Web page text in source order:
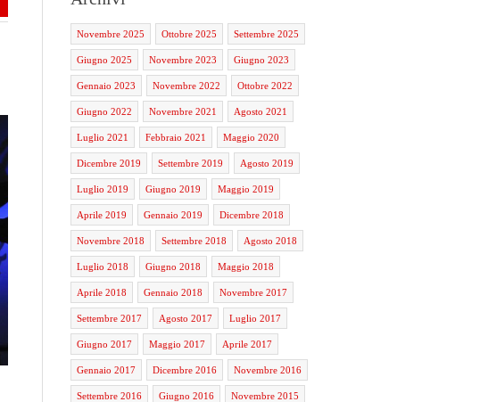
Novembre 2025 Ottobre 2025 Settembre 2025
Giugno 2025 Novembre 2023 Giugno 2023
Gennaio 2023 Novembre 2022 Ottobre 2022
Giugno 2022 Novembre 2021 Agosto 2021
Luglio 2021 Febbraio 2021 Maggio 2020
Dicembre 2019 Settembre 2019 Agosto 2019
Luglio 2019 Giugno 2019 Maggio 2019
Aprile 2019 Gennaio 2019 Dicembre 2018
Novembre 2018 Settembre 2018 Agosto 2018
Luglio 2018 Giugno 2018 Maggio 2018
Aprile 2018 Gennaio 2018 Novembre 2017
Settembre 2017 Agosto 2017 Luglio 2017
Giugno 2017 Maggio 2017 Aprile 2017
Gennaio 2017 Dicembre 2016 Novembre 2016
Settembre 2016 Giugno 2016 Novembre 2015